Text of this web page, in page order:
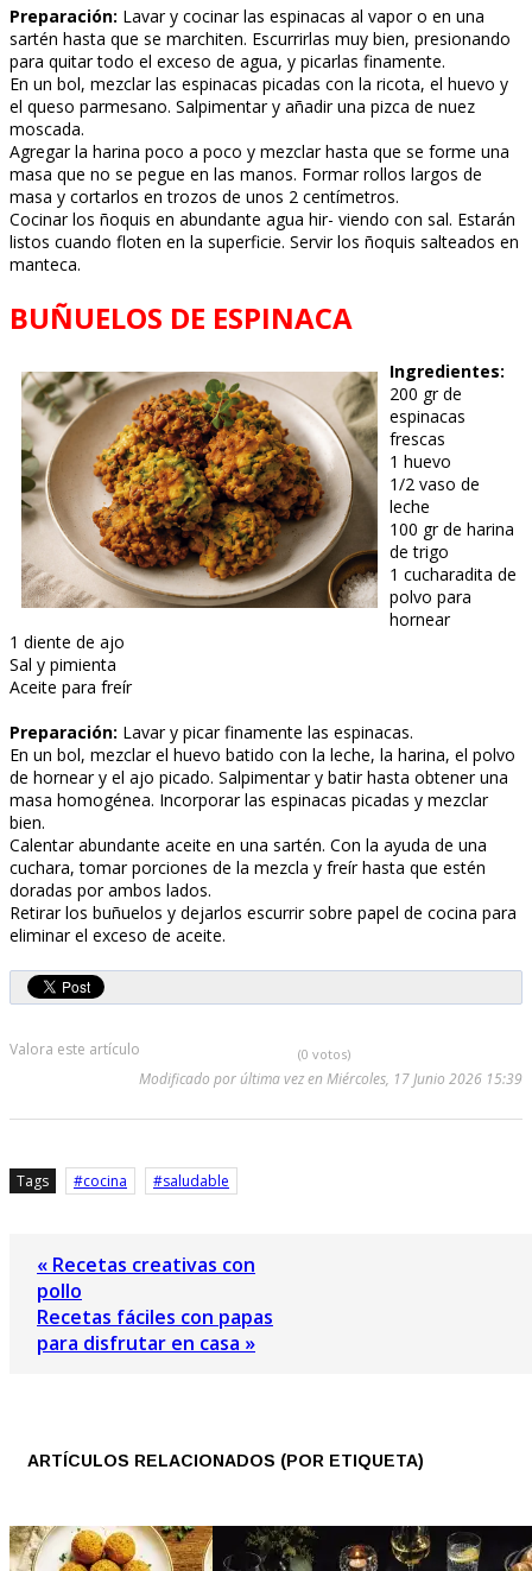
Preparación: Lavar y cocinar las espinacas al vapor o en una
sartén hasta que se marchiten. Escurrirlas muy bien, presionando
para quitar todo el exceso de agua, y picarlas finamente.
En un bol, mezclar las espinacas picadas con la ricota, el huevo y
el queso parmesano. Salpimentar y añadir una pizca de nuez
moscada.
Agregar la harina poco a poco y mezclar hasta que se forme una
masa que no se pegue en las manos. Formar rollos largos de
masa y cortarlos en trozos de unos 2 centímetros.
Cocinar los ñoquis en abundante agua hir- viendo con sal. Estarán
listos cuando floten en la superficie. Servir los ñoquis salteados en
manteca.
BUÑUELOS DE ESPINACA
Ingredientes:
200 gr de
espinacas
frescas
1 huevo
1/2 vaso de
leche
100 gr de harina
de trigo
1 cucharadita de
polvo para
hornear
1 diente de ajo
Sal y pimienta
Aceite para freír
Preparación: Lavar y picar finamente las espinacas.
En un bol, mezclar el huevo batido con la leche, la harina, el polvo
de hornear y el ajo picado. Salpimentar y batir hasta obtener una
masa homogénea. Incorporar las espinacas picadas y mezclar
bien.
Calentar abundante aceite en una sartén. Con la ayuda de una
cuchara, tomar porciones de la mezcla y freír hasta que estén
doradas por ambos lados.
Retirar los buñuelos y dejarlos escurrir sobre papel de cocina para
eliminar el exceso de aceite.
Valora este artículo (0 votos)
Modificado por última vez en Miércoles, 17 Junio 2026 15:39
Tags cocina saludable
« Recetas creativas con
pollo
Recetas fáciles con papas
para disfrutar en casa »
ARTÍCULOS RELACIONADOS (POR ETIQUETA)